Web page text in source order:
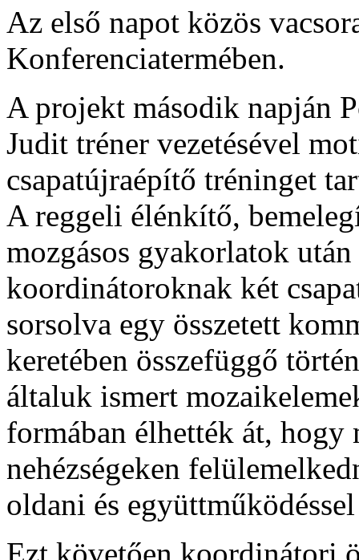
Az első napot közös
Konferenciatermében.
A projekt második napján
Judit tréner vezetésével
csapatújraépítő tréninget
A reggeli élénkítő,
mozgásos gyakorlatok után
koordinátoroknak két
sorsolva egy összetett
keretében összefüggő
általuk ismert
formában élhették át,
nehézségeken
oldani és
Ezt követően koordinátori